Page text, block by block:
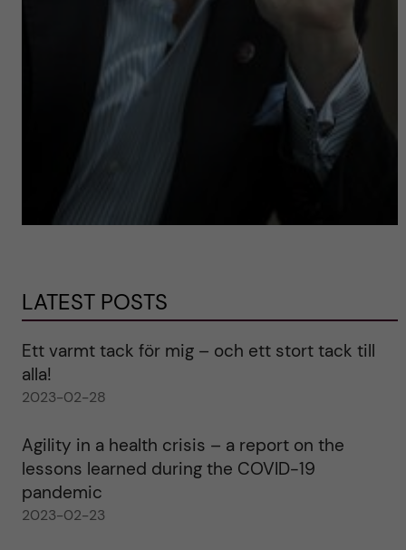
LATEST POSTS
Ett varmt tack för mig – och ett stort tack till
alla!
2023-02-28
Agility in a health crisis – a report on the
lessons learned during the COVID-19
pandemic
2023-02-23